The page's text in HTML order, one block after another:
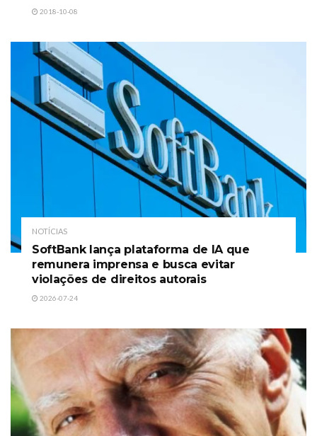
2018-10-08
NOTÍCIAS
SoftBank lança plataforma de IA que
remunera imprensa e busca evitar
violações de direitos autorais
2026-07-24